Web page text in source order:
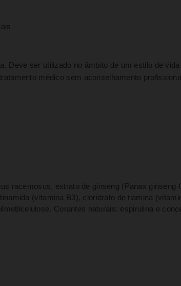
Deve ser utilizado no âmbito de um estilo de vida
médico sem aconselhamento
racemosus, extrato de ginseng (Panax ginseng
(vitamina B3), cloridrato de tiamina
Corantes naturais: espirulina e